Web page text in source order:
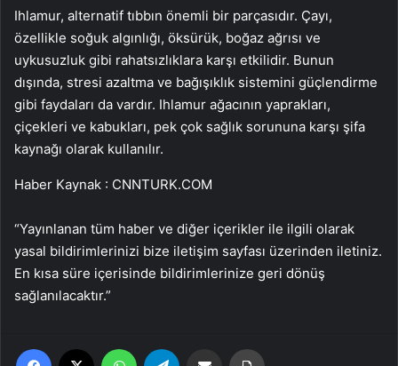
Ihlamur, alternatif tıbbın önemli bir parçasıdır. Çayı,
özellikle soğuk algınlığı, öksürük, boğaz ağrısı ve
uykusuzluk gibi rahatsızlıklara karşı etkilidir. Bunun
dışında, stresi azaltma ve bağışıklık sistemini güçlendirme
gibi faydaları da vardır. Ihlamur ağacının yaprakları,
çiçekleri ve kabukları, pek çok sağlık sorununa karşı şifa
kaynağı olarak kullanılır.
Haber Kaynak : CNNTURK.COM
“Yayınlanan tüm haber ve diğer içerikler ile ilgili olarak
yasal bildirimlerinizi bize iletişim sayfası üzerinden iletiniz.
En kısa süre içerisinde bildirimlerinize geri dönüş
sağlanılacaktır.”
Facebook WhatsApp Email'den paylaş